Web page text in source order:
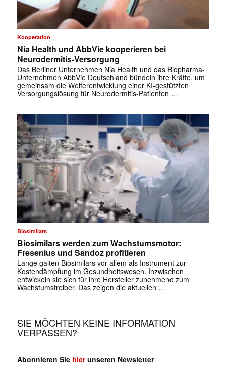
Kooperation
Nia Health und AbbVie kooperieren bei
Neurodermitis-Versorgung
Das Berliner Unternehmen Nia Health und das Biopharma-
Unternehmen AbbVie Deutschland bündeln ihre Kräfte, um
gemeinsam die Weiterentwicklung einer KI-gestützten
Versorgungslösung für Neurodermitis-Patienten …
Biosimilars
Biosimilars werden zum Wachstumsmotor:
Fresenius und Sandoz profitieren
Lange galten Biosimilars vor allem als Instrument zur
Kostendämpfung im Gesundheitswesen. Inzwischen
entwickeln sie sich für ihre Hersteller zunehmend zum
Wachstumstreiber. Das zeigen die aktuellen …
SIE MÖCHTEN KEINE INFORMATION
VERPASSEN?
Abonnieren Sie hierunseren Newsletter